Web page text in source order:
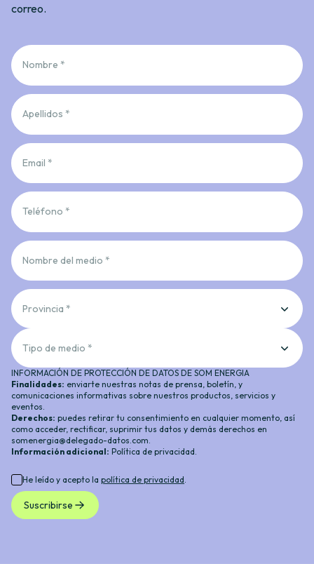
correo.
Nombre *
Apellidos *
Email *
Teléfono *
Nombre del medio *
Provincia *
Tipo de medio *
INFORMACIÓN DE PROTECCIÓN DE DATOS DE SOM ENERGIA
Finalidades: enviarte nuestras notas de prensa, boletín, y
comunicaciones informativas sobre nuestros productos, servicios y
eventos.
Derechos: puedes retirar tu consentimiento en cualquier momento, así
como acceder, rectificar, suprimir tus datos y demás derechos en
somenergia@delegado-datos.com.
Información adicional: Política de privacidad.
He leído y acepto la política de privacidad.
Suscribirse